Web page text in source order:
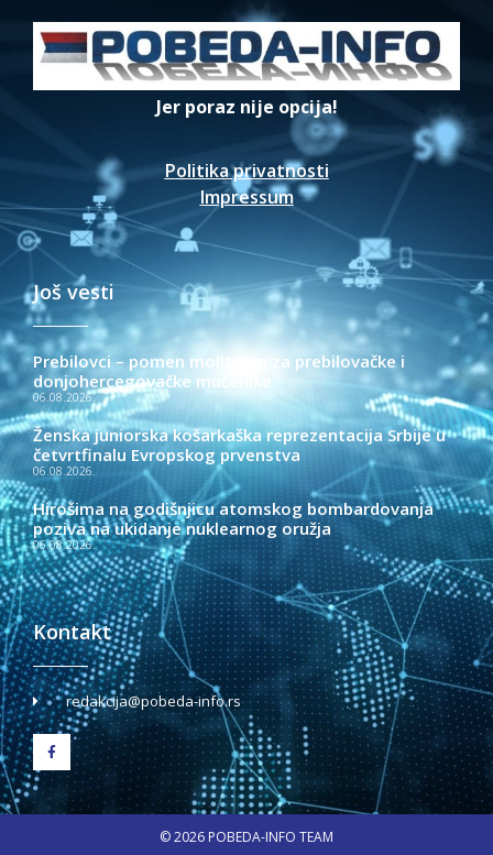
Jer poraz nije opcija!
Politika privatnosti
Impressum
Još vesti
Prebilovci – pomen molitvom za prebilovačke i
donjohercegovačke mučenike
06.08.2026.
Ženska juniorska košarkaška reprezentacija Srbije u
četvrtfinalu Evropskog prvenstva
06.08.2026.
Hirošima na godišnjicu atomskog bombardovanja
poziva na ukidanje nuklearnog oružja
06.08.2026.
Kontakt
redakcija@pobeda-info.rs
© 2026 POBEDA-INFO TEAM